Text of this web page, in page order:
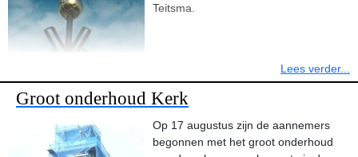
Teitsma.
Lees verder...
Groot onderhoud Kerk
Op 17 augustus zijn de aannemers
begonnen met het groot onderhoud